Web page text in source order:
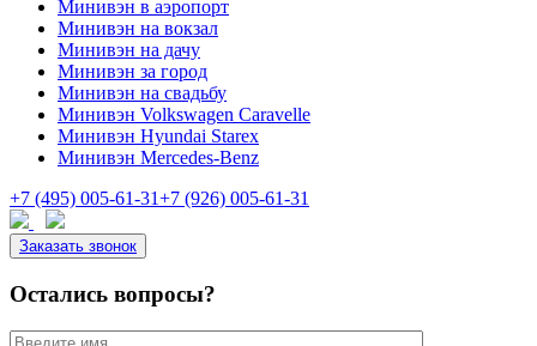
Минивэн в аэропорт
Минивэн на вокзал
Минивэн на дачу
Минивэн за город
Минивэн на свадьбу
Минивэн Volkswagen Caravelle
Минивэн Hyundai Starex
Минивэн Mercedes-Benz
+7 (495) 005-61-31+7 (926) 005-61-31
Заказать звонок
Остались вопросы?